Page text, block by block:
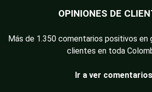
OPINIONES DE
Más de 1.350 comentarios positivos en
clientes en toda
Ir a ver comentarios